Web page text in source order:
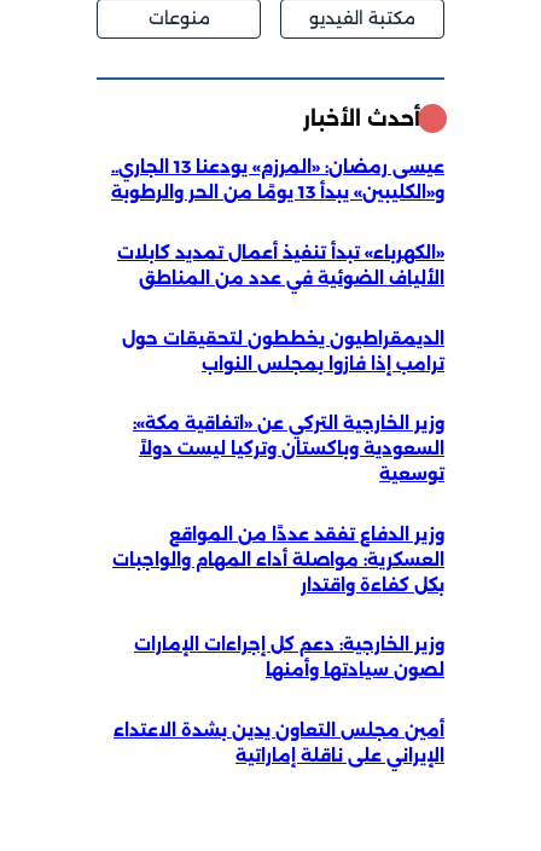
مكتبة الفيديو منوعات
أحدث الأخبار
عيسى رمضان: «المرزم» يودعنا 13 الجاري..
و«الكليبين» يبدأ 13 يومًا من الحر والرطوبة
«الكهرباء» تبدأ تنفيذ أعمال تمديد كابلات
الألياف الضوئية في عدد من المناطق
الديمقراطيون يخططون لتحقيقات حول
ترامب إذا فازوا بمجلس النواب
وزير الخارجية التركي عن «اتفاقية مكة»:
السعودية وباكستان وتركيا ليست دولاً
توسعية
وزير الدفاع تفقد عددًا من المواقع
العسكرية: مواصلة أداء المهام والواجبات
بكل كفاءة واقتدار
وزير الخارجية: دعم كل إجراءات الإمارات
لصون سيادتها وأمنها
أمين مجلس التعاون يدين بشدة الاعتداء
الإيراني على ناقلة إماراتية